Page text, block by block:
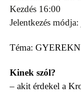
Kezdés 16:00
Jelentkezés
Téma:
Kinek szól?
– akit érdekel a